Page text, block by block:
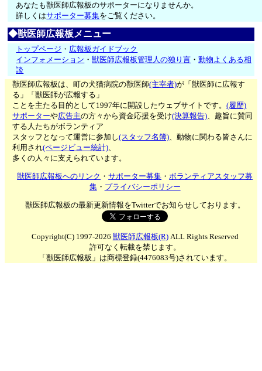
あなたも獣医師広報板のサポーターになりませんか。
詳しくはサポーター募集をご覧ください。
◆獣医師広報板メニュー
トップページ ・ 広報板ガイドブック
インフォメーション ・獣医師広報板管理人の独り言 ・動物よくある相
談
獣医師広報板は、町の犬猫病院の獣医師(主宰者)が「獣医師に広報す
る」「獣医師が広報する」
ことを主たる目的として1997年に開設したウェブサイトです。(履歴)
サポーターや広告主の方々から資金応援を受け(決算報告)、趣旨に賛同
する人たちがボランティア
スタッフとなって運営に参加し(スタッフ名簿)、動物に関わる皆さんに
利用され(ページビュー統計)、
多くの人々に支えられています。
獣医師広報板へのリンク ・サポーター募集 ・ボランティアスタッフ募
集・ プライバシーポリシー
獣医師広報板の最新更新情報をTwitterでお知らせしております。
Copyright(C) 1997-2026 獣医師広報板(R)ALL Rights Reserved
許可なく転載を禁じます。
「獣医師広報板」は商標登録(4476083号)されています。